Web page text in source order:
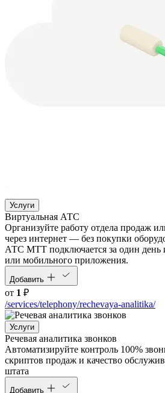
Услуги
Виртуальная АТС
Организуйте работу отдела продаж
через интернет — без покупки
АТС МТТ подключается за один день и
или мобильного приложения.
Добавить
от 1 ₽
/services/telephony/rechevaya-analitika/
Услуги
Речевая аналитика звонков
Автоматизируйте контроль 100%
скриптов продаж и качество
штата
Добавить